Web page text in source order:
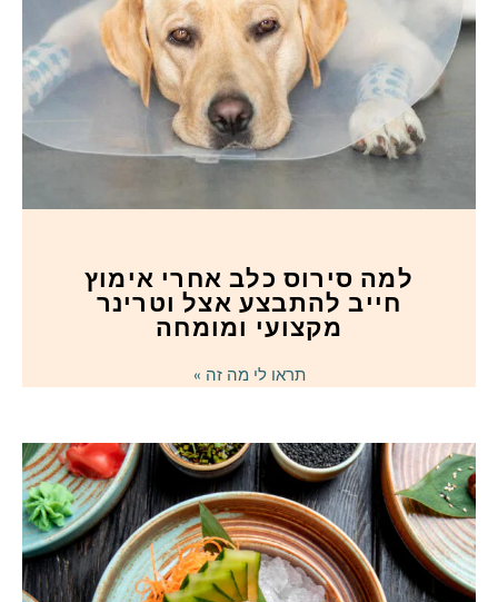
למה סירוס כלב אחרי אימוץ
חייב להתבצע אצל וטרינר
מקצועי ומומחה
תראו לי מה זה »